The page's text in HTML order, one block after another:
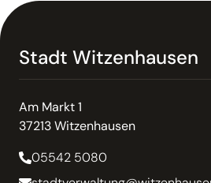
Stadt Witzenhausen
Am Markt 1
37213 Witzenhausen
05542 5080